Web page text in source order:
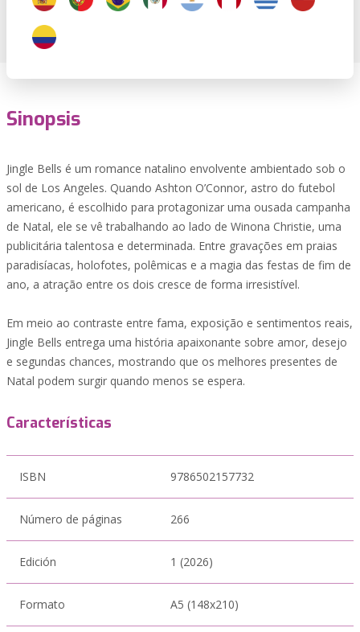
Sinopsis
Jingle Bells é um romance natalino envolvente ambientado sob o
sol de Los Angeles. Quando Ashton O’Connor, astro do futebol
americano, é escolhido para protagonizar uma ousada campanha
de Natal, ele se vê trabalhando ao lado de Winona Christie, uma
publicitária talentosa e determinada. Entre gravações em praias
paradisíacas, holofotes, polêmicas e a magia das festas de fim de
ano, a atração entre os dois cresce de forma irresistível.
Em meio ao contraste entre fama, exposição e sentimentos reais,
Jingle Bells entrega uma história apaixonante sobre amor, desejo
e segundas chances, mostrando que os melhores presentes de
Natal podem surgir quando menos se espera.
Características
ISBN 9786502157732
Número de páginas 266
Edición 1 (2026)
Formato A5 (148x210)